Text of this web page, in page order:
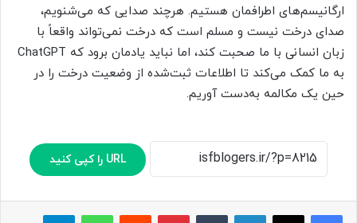
ارگانیسم‌های اطرافمان هستیم. هرچند صدایی که می‌شنویم،
صدای درخت نیست و مسلم است که درخت نمی‌تواند واقعاً با
زبان انسانی با ما صحبت کند، اما نباید یادمان برود که ChatGPT
به ما کمک می‌کند تا اطلاعات ثبت‌شده از وضعیت درخت را در
حین یک مکالمه به‌دست آوریم.
URL را کپی کنید
لینکدین پینترست ‫رددیت واتس آپ